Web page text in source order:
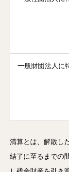
一般財団法人に
清算とは、解散し
結了に至るまでの